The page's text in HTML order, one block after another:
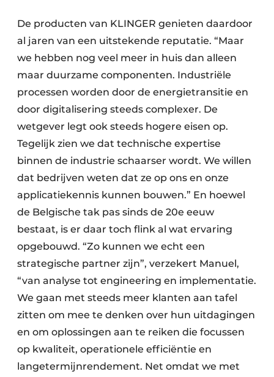
De producten van KLINGER genieten daardoor
al jaren van een uitstekende reputatie. “Maar
we hebben nog veel meer in huis dan alleen
maar duurzame componenten. Industriële
processen worden door de energietransitie en
door digitalisering steeds complexer. De
wetgever legt ook steeds hogere eisen op.
Tegelijk zien we dat technische expertise
binnen de industrie schaarser wordt. We willen
dat bedrijven weten dat ze op ons en onze
applicatiekennis kunnen bouwen.” En hoewel
de Belgische tak pas sinds de 20e eeuw
bestaat, is er daar toch flink al wat ervaring
opgebouwd. “Zo kunnen we echt een
strategische partner zijn”, verzekert Manuel,
“van analyse tot engineering en implementatie.
We gaan met steeds meer klanten aan tafel
zitten om mee te denken over hun uitdagingen
en om oplossingen aan te reiken die focussen
op kwaliteit, operationele efficiëntie en
langetermijnrendement. Net omdat we met